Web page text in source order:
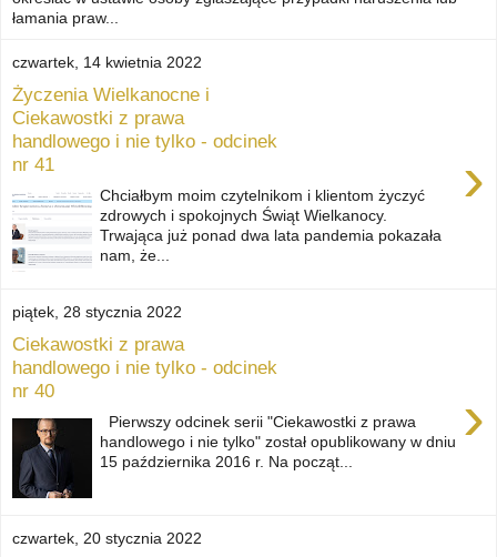
łamania praw...
czwartek, 14 kwietnia 2022
Życzenia Wielkanocne i
Ciekawostki z prawa
handlowego i nie tylko - odcinek
nr 41
›
Chciałbym moim czytelnikom i klientom życzyć
zdrowych i spokojnych Świąt Wielkanocy.
Trwająca już ponad dwa lata pandemia pokazała
nam, że...
piątek, 28 stycznia 2022
Ciekawostki z prawa
handlowego i nie tylko - odcinek
nr 40
›
Pierwszy odcinek serii "Ciekawostki z prawa
handlowego i nie tylko" został opublikowany w dniu
15 października 2016 r. Na począt...
czwartek, 20 stycznia 2022